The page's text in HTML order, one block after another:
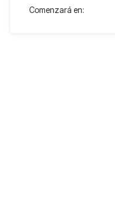
Comenzará en: